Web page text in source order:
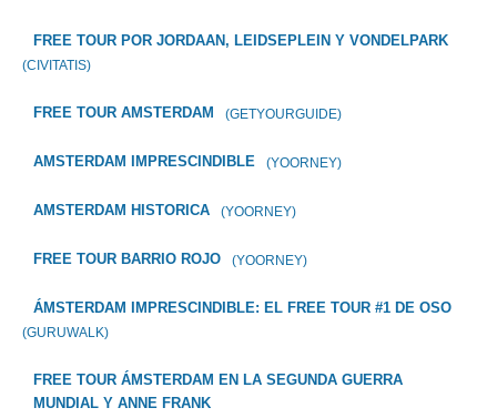
FREE TOUR POR JORDAAN, LEIDSEPLEIN Y VONDELPARK
(CIVITATIS)
FREE TOUR AMSTERDAM (GETYOURGUIDE)
AMSTERDAM IMPRESCINDIBLE (YOORNEY)
AMSTERDAM HISTORICA (YOORNEY)
FREE TOUR BARRIO ROJO (YOORNEY)
ÁMSTERDAM IMPRESCINDIBLE: EL FREE TOUR #1 DE OSO
(GURUWALK)
FREE TOUR ÁMSTERDAM EN LA SEGUNDA GUERRA
MUNDIAL Y ANNE FRANK